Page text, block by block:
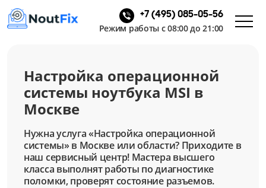
+7 (495) 085-05-56
Режим работы с 08:00 до 21:00
Настройка операционной
системы ноутбука MSI в
Москве
Нужна услуга «Настройка операционной
системы» в Москве или области? Приходите в
наш сервисный центр! Мастера высшего
класса выполнят работы по диагностике
поломки, проверят состояние разъемов.